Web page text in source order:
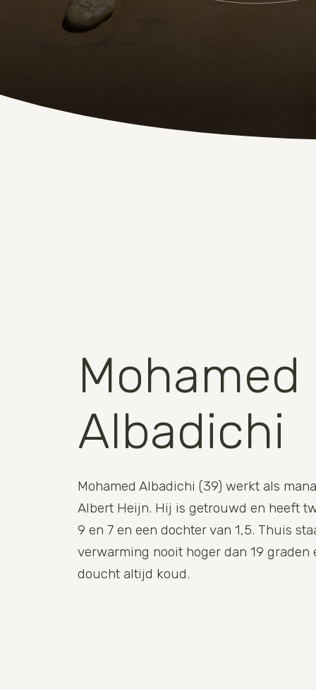
Mohamed
Albadichi
Mohamed Albadichi (39) werkt als
Albert Heijn. Hij is getrouwd en heeft
9 en 7 en een dochter van 1,5. Thuis
verwarming nooit hoger dan 19 graden
doucht altijd koud.